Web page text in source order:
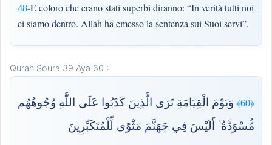
48-E coloro che erano stati superbi diranno: “In verità tutti noi
ci siamo dentro. Allah ha emesso la sentenza sui Suoi servi”.
Quran Soura 39 Aya 60 :
﴿60﴾
وَيَوْمَ الْقِيَامَةِ تَرَى الَّذِينَ كَذَبُوا عَلَى اللَّهِ وُجُوهُهُم
مُّسْوَدَّةٌ ۚ أَلَيْسَ فِي جَهَنَّمَ مَثْوًى لِّلْمُتَكَبِّرِينَ